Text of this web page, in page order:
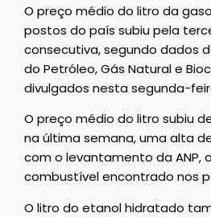
O preço médio do litro da
postos do país subiu pela
consecutiva, segundo dados
do Petróleo, Gás Natural e
divulgados nesta segunda-
O preço médio do litro subiu
na última semana, uma alta
com o levantamento da ANP,
combustível encontrado nos
O litro do etanol hidratado